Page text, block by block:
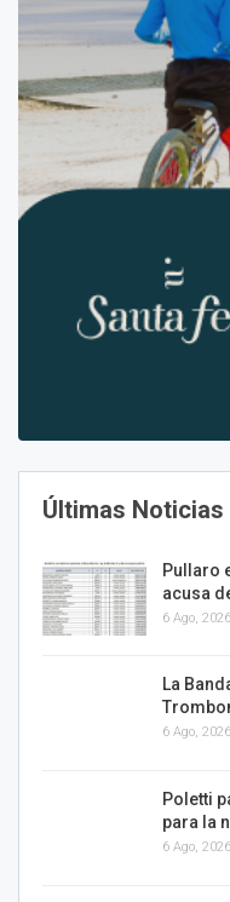
Últimas Noticias
Pullaro
acusa
6 Ago, 2026
La
6 Ago, 2026
Poletti
para la
6 Ago, 2026